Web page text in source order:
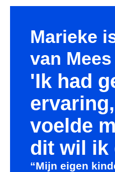
Marieke
van Mees
'Ik had
voelde
dit wil ik
“Mijn eigen